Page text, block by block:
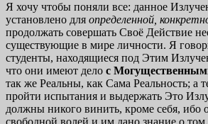
Я хочу чтобы поняли все: данное
установлено для определенной,
продолжать совершать Своё Действие
существующие в мире личности. Я
студенты, находящиеся под Этим
что они имеют дело с
так же Реальны, как Сама Реальность; а
пройти испытания и выдержать Это
должны никого винить, кроме себя, ибо